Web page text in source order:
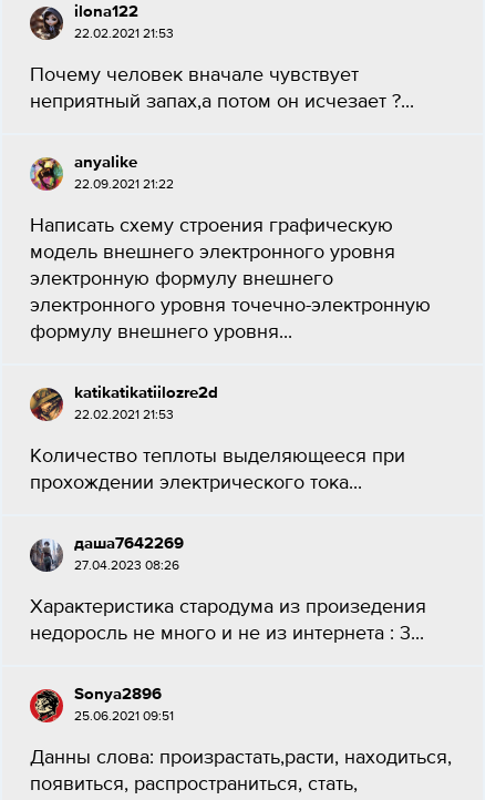
ilona122
22.02.2021 21:53
Почему человек вначале чувствует
неприятный запах,а потом он исчезает ?...
anyalike
22.09.2021 21:22
Написать схему строения графическую
модель внешнего электронного уровня
электронную формулу внешнего
электронного уровня точечно-электронную
формулу внешнего уровня...
katikatikatiilozre2d
22.02.2021 21:53
Количество теплоты выделяющееся при
прохождении электрического тока...
даша7642269
27.04.2023 08:26
Характеристика стародума из произедения
недоросль не много и не из интернета : 3​...
Sonya2896
25.06.2021 09:51
Данны слова: произрастать,расти, находиться,
появиться, распространиться, стать,